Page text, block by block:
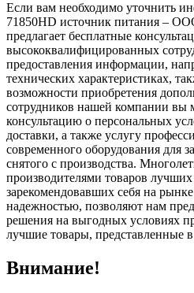
Если вам необходимо уточнить
71850HD источник питания –
предлагает бесплатные
высококвалифицированных
предоставления информации,
технических характеристиках,
возможности приобретения
сотрудников нашей компании вы
консультацию о персональных
доставки, а также услугу
современного оборудования для
снятого с производства.
производителями товаров
зарекомендовавших себя на
надежностью, позволяют нам
решения на выгодных условиях
лучшие товары, представленные
Внимание!